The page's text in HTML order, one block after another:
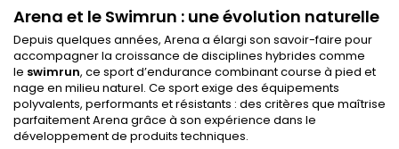
Arena et le Swimrun : une évolution naturelle
Depuis quelques années, Arena a élargi son savoir-faire pour
accompagner la croissance de disciplines hybrides comme
le swimrun, ce sport d’endurance combinant course à pied et
nage en milieu naturel. Ce sport exige des équipements
polyvalents, performants et résistants : des critères que maîtrise
parfaitement Arena grâce à son expérience dans le
développement de produits techniques.